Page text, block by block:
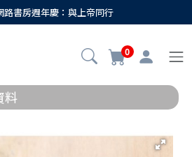
路書房週年慶：與上帝同行
0
料